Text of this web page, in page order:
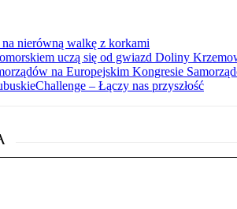
na nierówną walkę z korkami
uczą się od gwiazd Doliny
na Europejskim Kongresie
– Łączy nas przyszłość